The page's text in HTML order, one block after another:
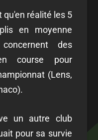
qu'en réalité les 5
en moyenne
des
course pour
(Lens,
un autre club
pour sa survie